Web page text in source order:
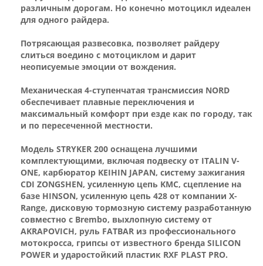
различным дорогам. Но конечно мотоцикл идеален
для одного райдера.
Потрясающая развесовка, позволяет райдеру
слиться воедино с мотоциклом и дарит
неописуемые эмоции от вождения.
Механическая 4-ступенчатая трансмиссия NORD
обеспечивает плавные переключения и
максимальный комфорт при езде как по городу, так
и по пересеченной местности.
Модель STRYKER 200 оснащена лучшими
комплектующими, включая подвеску от ITALIN V-
ONE, карбюратор KEIHIN JAPAN, систему зажигания
CDI ZONGSHEN, усиленную цепь KMC, сцепление на
базе HINSON, усиленную цепь 428 от компании X-
Range, дисковую тормозную систему разработанную
совместно с Brembo, выхлопную систему от
AKRAPOVICH, руль FATBAR из профессионального
мотокросса, грипсы от известного бренда SILICON
POWER и ударостойкий пластик RXF PLAST PRO.